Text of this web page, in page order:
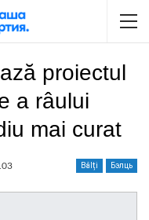
proiectul
a râului
mai curat
Bălți Бэлць